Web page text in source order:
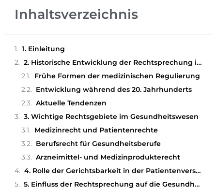
Inhaltsverzeichnis
1. Einleitung
2. Historische Entwicklung der Rechtsprechung im Gesundheitswesen
Frühe Formen der medizinischen Regulierung
Entwicklung während des 20. Jahrhunderts
Aktuelle Tendenzen
3. Wichtige Rechtsgebiete im Gesundheitswesen
Medizinrecht und Patientenrechte
Berufsrecht für Gesundheitsberufe
Arzneimittel- und Medizinprodukterecht
4. Rolle der Gerichtsbarkeit in der Patientenversorgung
5. Einfluss der Rechtsprechung auf die Gesundheitspolitik